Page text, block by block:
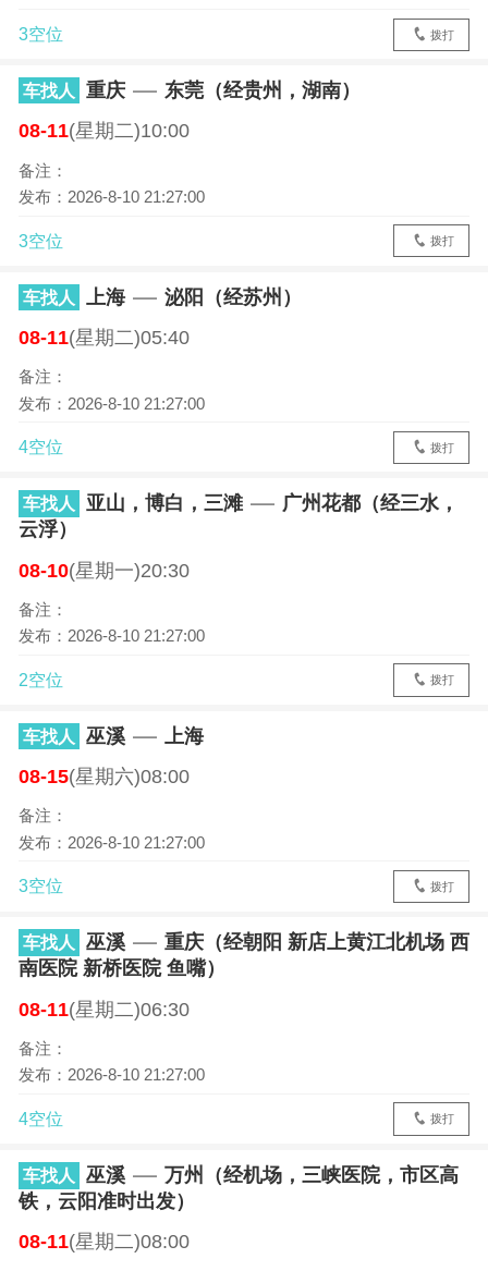
3空位 拨打
车找人 重庆
东莞（经贵州，湖南）
08-11(星期二)10:00
备注：
发布：2026-8-10 21:27:00
3空位 拨打
车找人 上海
泌阳（经苏州）
08-11(星期二)05:40
备注：
发布：2026-8-10 21:27:00
4空位 拨打
车找人 亚山，博白，三滩
广州花都（经三水，
云浮）
08-10(星期一)20:30
备注：
发布：2026-8-10 21:27:00
2空位 拨打
车找人 巫溪
上海
08-15(星期六)08:00
备注：
发布：2026-8-10 21:27:00
3空位 拨打
车找人 巫溪
重庆（经朝阳 新店上黄江北机场 西
南医院 新桥医院 鱼嘴）
08-11(星期二)06:30
备注：
发布：2026-8-10 21:27:00
4空位 拨打
车找人 巫溪
万州（经机场，三峡医院，市区高
铁，云阳准时出发）
08-11(星期二)08:00